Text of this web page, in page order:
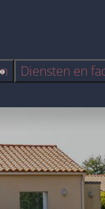
Diensten en